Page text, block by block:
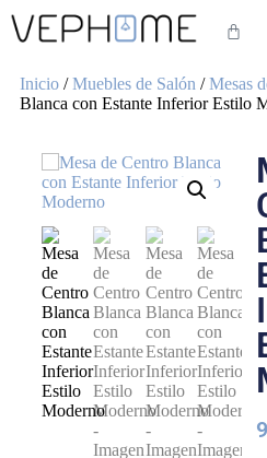
Inicio /Muebles de Salón /Mesas
Blanca con Estante Inferior Estilo